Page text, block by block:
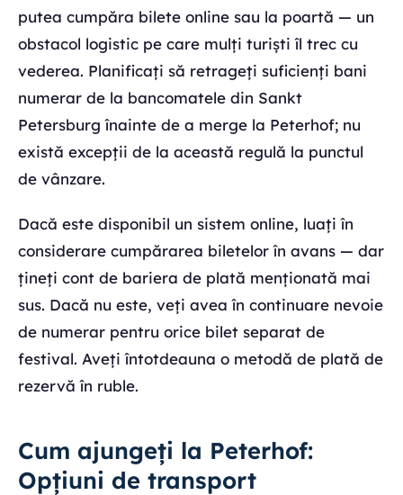
putea cumpăra bilete online sau la poartă — un
obstacol logistic pe care mulți turiști îl trec cu
vederea. Planificați să retrageți suficienți bani
numerar de la bancomatele din Sankt
Petersburg înainte de a merge la Peterhof; nu
există excepții de la această regulă la punctul
de vânzare.
Dacă este disponibil un sistem online, luați în
considerare cumpărarea biletelor în avans — dar
țineți cont de bariera de plată menționată mai
sus. Dacă nu este, veți avea în continuare nevoie
de numerar pentru orice bilet separat de
festival. Aveți întotdeauna o metodă de plată de
rezervă în ruble.
Cum ajungeți la Peterhof:
Opțiuni de transport